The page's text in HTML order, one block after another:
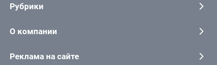
Рубрики
О компании
Реклама на сайте